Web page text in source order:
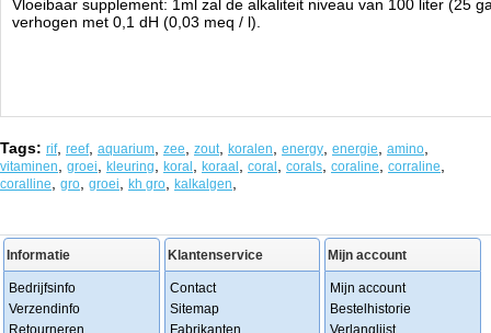
Vloeibaar supplement: 1ml zal de alkaliteit niveau van 100 liter (25
verhogen met 0,1 dH (0,03 meq / l).
Tags: rif, reef, aquarium zee zout koralen energy energie amino
vitaminen groei kleuring koral koraal coral corals coraline corraline
coralline gro groei kh gro kalkalgen
Informatie
Bedrijfsinfo
Verzendinfo
Retourneren
Klantenservice
Contact
Sitemap
Fabrikanten
Mijn account
Mijn account
Bestelhistorie
Verlanglijst